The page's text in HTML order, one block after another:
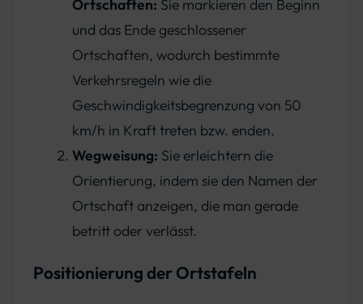
Ortschaften: Sie markieren den Beginn
und das Ende geschlossener
Ortschaften, wodurch bestimmte
Verkehrsregeln wie die
Geschwindigkeitsbegrenzung von 50
km/h in Kraft treten bzw. enden.
Wegweisung: Sie erleichtern die
Orientierung, indem sie den Namen der
Ortschaft anzeigen, die man gerade
betritt oder verlässt.
Positionierung der Ortstafeln